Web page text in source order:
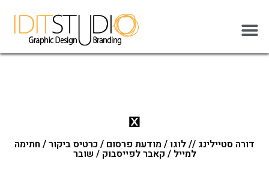
דורה סטיילינג // לוגו / מודעת פרסום / כרטיס ביקור / חתימה
למייל / קאבר לפייסבוק / שובר